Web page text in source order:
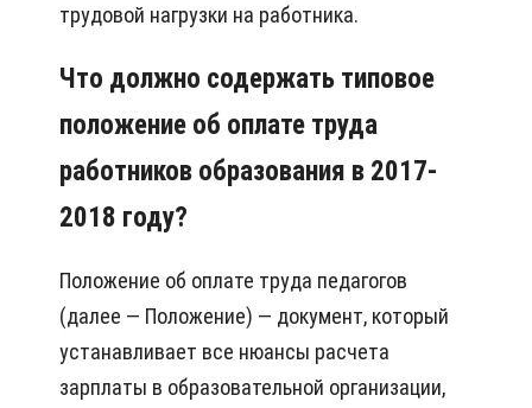
трудовой нагрузки на работника.
Что должно содержать типовое
положение об оплате труда
работников образования в 2017-
2018 году?
Положение об оплате труда педагогов
(далее — Положение) — документ, который
устанавливает все нюансы расчета
зарплаты в образовательной организации,